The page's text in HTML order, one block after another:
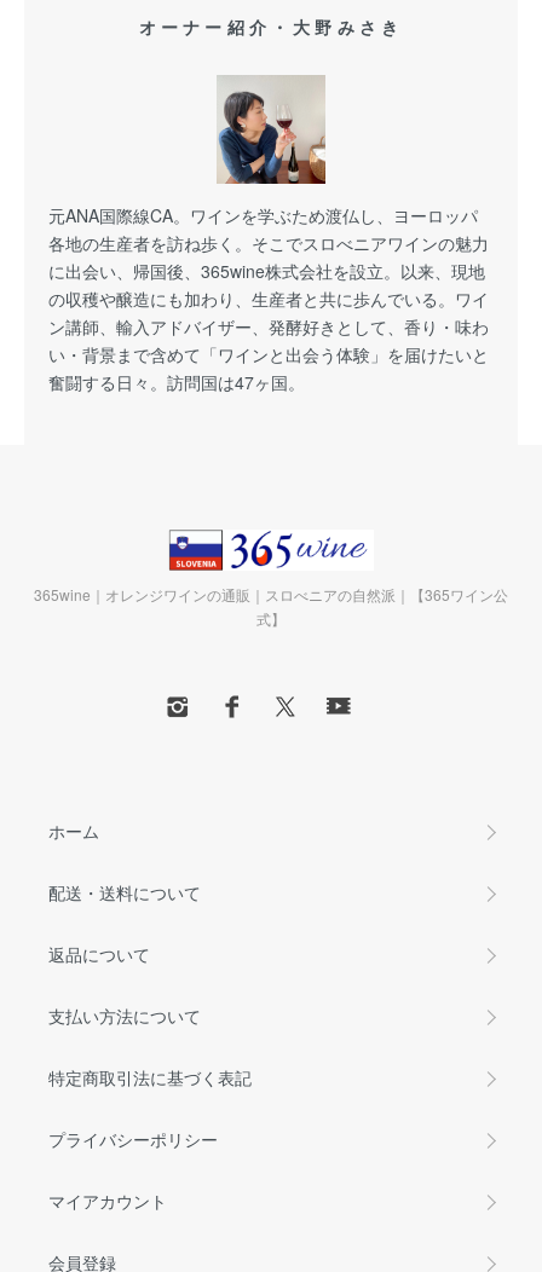
オーナー紹介・大野みさき
元ANA国際線CA。ワインを学ぶため渡仏し、ヨーロッパ
各地の生産者を訪ね歩く。そこでスロべニアワインの魅力
に出会い、帰国後、365wine株式会社を設立。以来、現地
の収穫や醸造にも加わり、生産者と共に歩んでいる。ワイ
ン講師、輸入アドバイザー、発酵好きとして、香り・味わ
い・背景まで含めて「ワインと出会う体験」を届けたいと
奮闘する日々。訪問国は47ヶ国。
365wine｜オレンジワインの通販｜スロべニアの自然派｜【365ワイン公
式】
ホーム
配送・送料について
返品について
支払い方法について
特定商取引法に基づく表記
プライバシーポリシー
マイアカウント
会員登録